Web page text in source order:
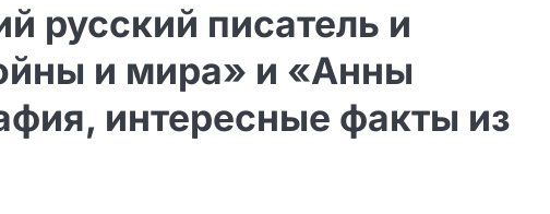
русский писатель и
и мира» и «Анны
интересные факты из